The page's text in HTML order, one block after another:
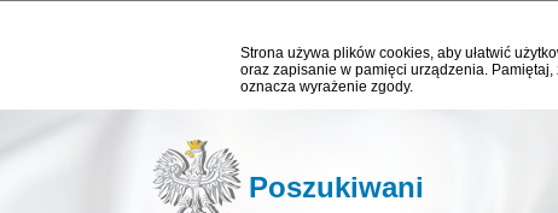
Strona używa plików cookies, aby ułatwić
oraz zapisanie w pamięci urządzenia.
oznacza wyrażenie zgody.
Poszukiwani